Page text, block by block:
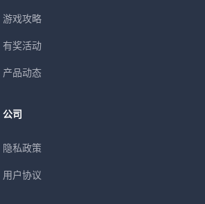
游戏攻略
有奖活动
产品动态
公司
隐私政策
用户协议